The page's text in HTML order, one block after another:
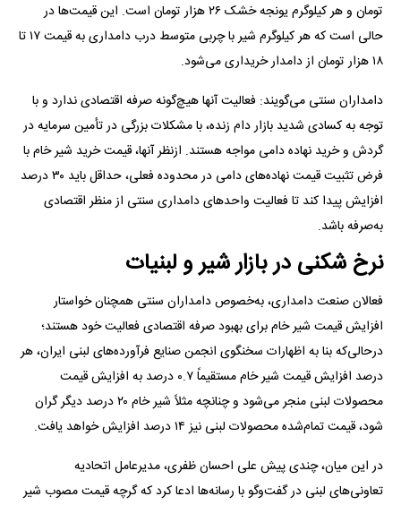
تومان و هر کیلوگرم یونجه خشک ۲۶ هزار تومان است. این قیمت‌ها در
حالی است که هر کیلوگرم شیر با چربی متوسط درب دامداری به قیمت ۱۷ تا
۱۸ هزار تومان از دامدار خریداری می‌شود.
دامداران سنتی می‌گویند: فعالیت آنها هیچ‌گونه صرفه اقتصادی ندارد و با
توجه به کسادی شدید بازار دام زنده، با مشکلات بزرگی در تأمین سرمایه در
گردش و خرید نهاده دامی مواجه هستند. ازنظر آنها، قیمت خرید شیر خام با
فرض تثبیت قیمت نهاده‌های دامی در محدوده فعلی، حداقل باید ۳۰ درصد
افزایش پیدا کند تا فعالیت واحد‌های دامداری سنتی از منظر اقتصادی
به‌صرفه باشد.
نرخ شکنی در بازار شیر و لبنیات
فعالان صنعت دامداری، به‌خصوص دامداران سنتی همچنان خواستار
افزایش قیمت شیر خام برای بهبود صرفه اقتصادی فعالیت خود هستند؛
درحالی‌که بنا به اظهارات سخنگوی انجمن صنایع فرآورده‌های لبنی ایران، هر
درصد افزایش قیمت شیر خام مستقیماً ۰.۷ درصد به افزایش قیمت
محصولات لبنی منجر می‌شود و چنانچه مثلاً شیر خام ۲۰ درصد دیگر گران
شود، قیمت تمام‌شده محصولات لبنی نیز ۱۴ درصد افزایش خواهد یافت.
در این میان، چندی پیش علی احسان ظفری، مدیرعامل اتحادیه
تعاونی‌های لبنی در گفت‌و‌گو با رسانه‌ها ادعا کرد که گرچه قیمت مصوب شیر